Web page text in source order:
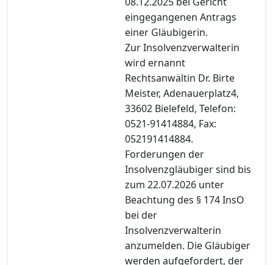
eingegangenen Antrags
einer Gläubigerin.
Zur Insolvenzverwalterin
wird ernannt
Rechtsanwältin Dr. Birte
Meister, Adenauerplatz4,
33602 Bielefeld, Telefon:
0521-91414884, Fax:
052191414884.
Forderungen der
Insolvenzgläubiger sind bis
zum 22.07.2026 unter
Beachtung des § 174 InsO
bei der
Insolvenzverwalterin
anzumelden. Die Gläubiger
werden aufgefordert, der